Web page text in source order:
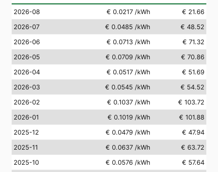
2026-08 € 0.0217 /kWh
€ 21.66
2026-07
€ 0.0485 /kWh
€ 48.52
2026-06
€ 0.0713 /kWh
€ 71.32
2026-05
€ 0.0709 /kWh
€ 70.86
2026-04
€ 0.0517 /kWh
€ 51.69
2026-03
€ 0.0545 /kWh
€ 54.52
2026-02
€ 0.1037 /kWh
€ 103.72
2026-01
€ 0.1019 /kWh
€ 101.88
2025-12
€ 0.0479 /kWh
€ 47.94
2025-11
€ 0.0637 /kWh
€ 63.72
2025-10
€ 0.0576 /kWh
€ 57.64